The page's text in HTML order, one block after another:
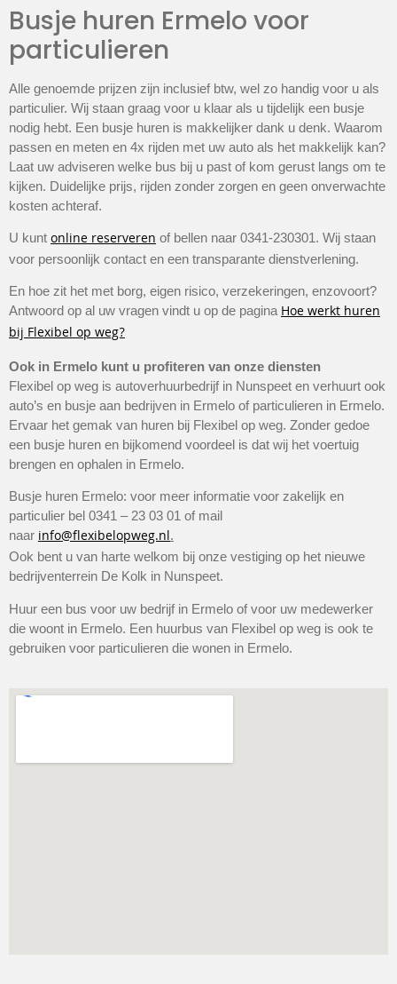
Busje huren Ermelo voor
particulieren
Alle genoemde prijzen zijn inclusief btw, wel zo handig voor u als
particulier. Wij staan graag voor u klaar als u tijdelijk een busje
nodig hebt. Een busje huren is makkelijker dank u denk. Waarom
passen en meten en 4x rijden met uw auto als het makkelijk kan?
Laat uw adviseren welke bus bij u past of kom gerust langs om te
kijken. Duidelijke prijs, rijden zonder zorgen en geen onverwachte
kosten achteraf.
U kunt online reserveren of bellen naar 0341-230301. Wij staan
voor persoonlijk contact en een transparante dienstverlening.
En hoe zit het met borg, eigen risico, verzekeringen, enzovoort?
Antwoord op al uw vragen vindt u op de pagina Hoe werkt huren
bij Flexibel op weg?
Ook in Ermelo kunt u profiteren van onze diensten
Flexibel op weg is autoverhuurbedrijf in Nunspeet en verhuurt ook
auto’s en busje aan bedrijven in Ermelo of particulieren in Ermelo.
Ervaar het gemak van huren bij Flexibel op weg. Zonder gedoe
een busje huren en bijkomend voordeel is dat wij het voertuig
brengen en ophalen in Ermelo.
Busje huren Ermelo: voor meer informatie voor zakelijk en
particulier bel 0341 – 23 03 01 of mail
naar info@flexibelopweg.nl.
Ook bent u van harte welkom bij onze vestiging op het nieuwe
bedrijventerrein De Kolk in Nunspeet.
Huur een bus voor uw bedrijf in Ermelo of voor uw medewerker
die woont in Ermelo. Een huurbus van Flexibel op weg is ook te
gebruiken voor particulieren die wonen in Ermelo.